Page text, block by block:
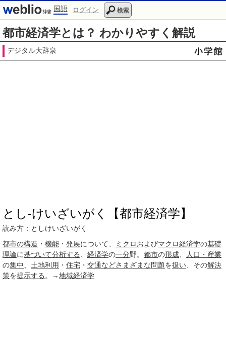
国語 ログイン 検索
都市経済学とは？ わかりやすく解説
デジタル大辞泉
とし‐けいざいがく【都市経済学】
読み方：としけいざいがく
都市の構造 ・ 機能 ・ 発展について、 ミクロおよびマクロ経済学の基礎
理論に基づいて分析する 経済学の一分野。 都市の形成
人口・産業
の集中 土地利用 ・ 住宅 ・ 交通などさまざまな問題を扱い 、その解決
策を提示する 。→地域経済学